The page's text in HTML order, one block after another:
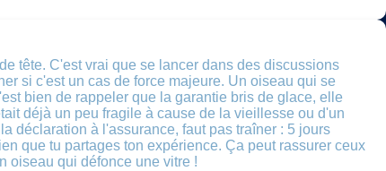
tête. C'est vrai que se lancer dans des discussions
si c'est un cas de force majeure. Un oiseau qui se
bien de rappeler que la garantie bris de glace, elle
déjà un peu fragile à cause de la vieillesse ou d'un
déclaration à l'assurance, faut pas traîner : 5 jours
que tu partages ton expérience. Ça peut rassurer ceux
oiseau qui défonce une vitre !